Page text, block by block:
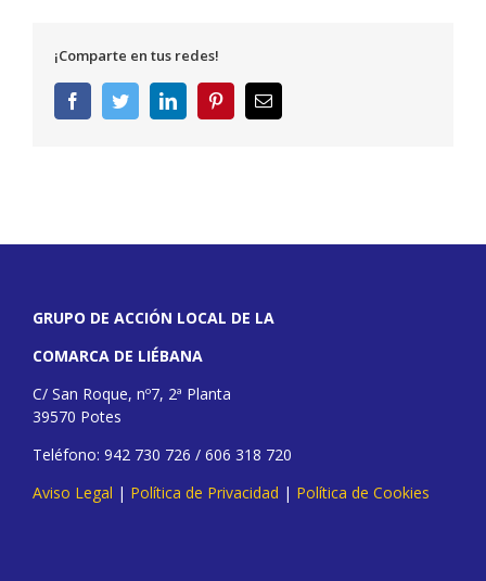
¡Comparte en tus redes!
FacebookTwitterLinkedInPinterestCorreo
electrónico
GRUPO DE ACCIÓN LOCAL DE LA
COMARCA DE LIÉBANA
C/ San Roque, nº7, 2ª Planta
39570 Potes
Teléfono: 942 730 726 / 606 318 720
Aviso Legal | Política de Privacidad | Política de Cookies